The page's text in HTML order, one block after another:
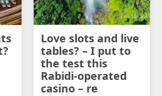
Love slots and live
tables? – I put to
the test this
Rabidi-operated
casino – re